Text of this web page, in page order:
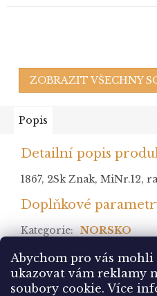
Abychom pro vás mohli
ukazovat vám reklamy
soubory cookie. Více
ZOBRAZIT VŠECHNY
Popis
Detailní popis
1867, 2Sk Znak, MiNr.12,
Doplňkové
Kategorie: NORSKO